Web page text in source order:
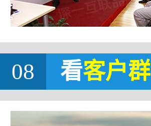
08 看客户群